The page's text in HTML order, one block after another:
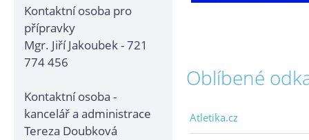
Kontaktní osoba pro
přípravky
Mgr. Jiří Jakoubek - 721
774 456
Kontaktní osoba -
kancelář a administrace
Tereza Doubková
Oblíbené
Atletika.cz